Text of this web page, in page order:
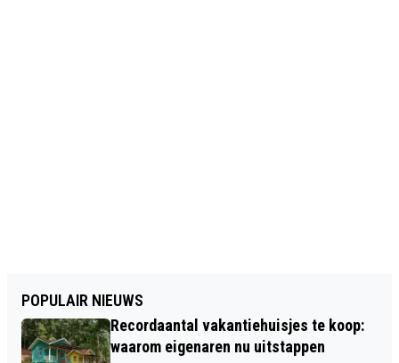
POPULAIR NIEUWS
Recordaantal vakantiehuisjes te koop:
waarom eigenaren nu uitstappen